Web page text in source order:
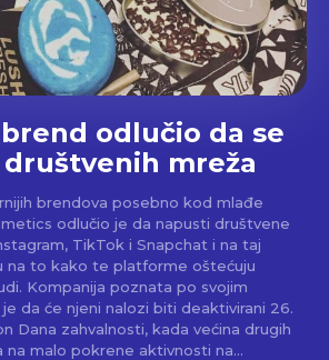
odlučio da se
društvenih mreža
brendova posebno kod mlađe
odlučio je da napusti društvene
TikTok i Snapchat i na taj
na to kako te platforme oštećuju
da će njeni nalozi biti deaktivirani 26.
Dana zahvalnosti, kada većina drugih
malo pokrene aktivnosti na...